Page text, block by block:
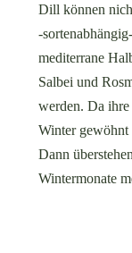
Dill können
-
mediterrane
Salbei und
werden. Da
Winter gewöhnt
Dann
Wintermonate